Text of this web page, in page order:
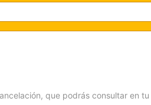
que podrás consultar en